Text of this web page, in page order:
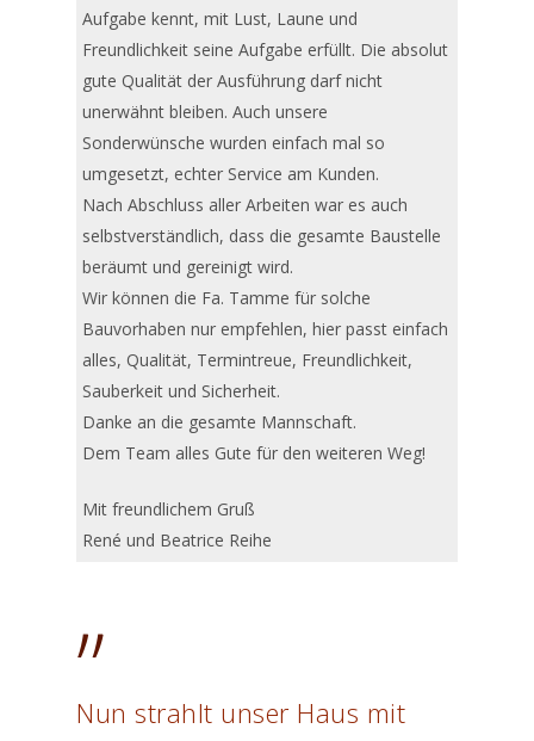
Aufgabe kennt, mit Lust, Laune und
Freundlichkeit seine Aufgabe erfüllt. Die absolut
gute Qualität der Ausführung darf nicht
unerwähnt bleiben. Auch unsere
Sonderwünsche wurden einfach mal so
umgesetzt, echter Service am Kunden.
Nach Abschluss aller Arbeiten war es auch
selbstverständlich, dass die gesamte Baustelle
beräumt und gereinigt wird.
Wir können die Fa. Tamme für solche
Bauvorhaben nur empfehlen, hier passt einfach
alles, Qualität, Termintreue, Freundlichkeit,
Sauberkeit und Sicherheit.
Danke an die gesamte Mannschaft.
Dem Team alles Gute für den weiteren Weg!
Mit freundlichem Gruß
René und Beatrice Reihe
”
Nun strahlt unser Haus mit